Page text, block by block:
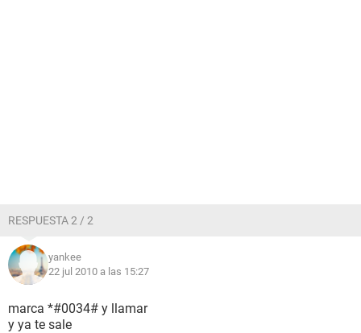
RESPUESTA 2 / 2
yankee
22 jul 2010 a las 15:27
marca *#0034# y llamar
y ya te sale